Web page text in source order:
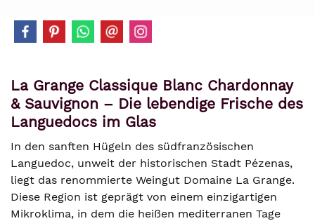
La Grange Classique Blanc Chardonnay
& Sauvignon – Die lebendige Frische des
Languedocs im Glas
In den sanften Hügeln des südfranzösischen
Languedoc, unweit der historischen Stadt Pézenas,
liegt das renommierte Weingut Domaine La Grange.
Diese Region ist geprägt von einem einzigartigen
Mikroklima, in dem die heißen mediterranen Tage